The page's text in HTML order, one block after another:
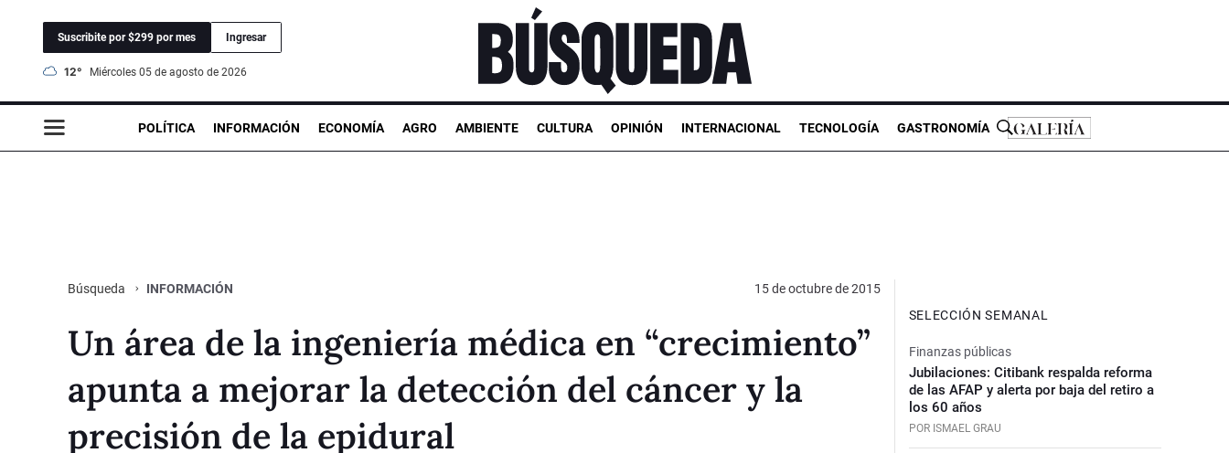
Suscribite por $299 por mes Ingresar
12° miércoles 05 de agosto de 2026
POLÍTICA INFORMACIÓN ECONOMÍA AGRO AMBIENTE CULTURA OPINIÓN INTERNACIONAL TECNOLOGÍA GASTRONOMÍA
Búsqueda INFORMACIÓN 15 de octubre de 2015
Un área de la ingeniería médica en “crecimiento”
apunta a mejorar la detección del cáncer y la
precisión de la epidural
SELECCIÓN SEMANAL
Finanzas públicas
Jubilaciones: Citibank respalda reforma
de las AFAP y alerta por baja del retiro a
los 60 años
POR ISMAEL GRAU